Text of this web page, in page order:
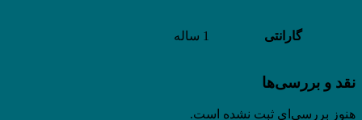
گارانتی 1 ساله
نقد و بررسی‌ها
هنوز بررسی‌ای ثبت نشده است.